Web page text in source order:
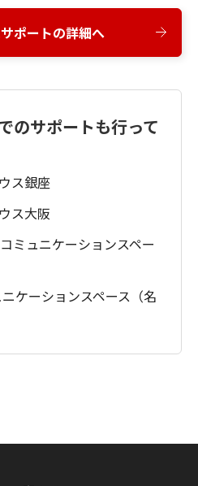
ポートの詳細へ
のサポートも行って
ス銀座
ス大阪
ミュニケーションスペー
ケーションスペース（名